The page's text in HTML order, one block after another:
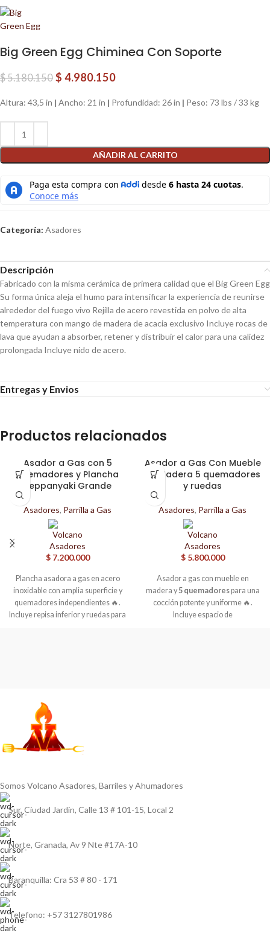
Big Green Egg Chiminea Con Soporte
$5.180.150 $ 4.980.150
Altura: 43,5 in | Ancho: 21 in | Profundidad: 26 in | Peso: 73 lbs / 33 kg
AÑADIR AL CARRITO
Categoría: Asadores
Descripción
Fabricado con la misma cerámica de primera calidad que el Big Green Egg
Su forma única aleja el humo para intensificar la experiencia de reunirse
alrededor del fuego vivo Rejilla de acero revestida en polvo de alta
temperatura con mango de madera de acacia exclusivo Incluye rocas de
lava que ayudan a absorber, retener y distribuir el calor para una calidez
prolongada Incluye nido de acero.
Entregas y Envios
Productos relacionados
Asador a Gas con 5
quemadores y Plancha
Teppanyaki Grande
Asadores, Parrilla a Gas
$7.200.000
Plancha asadora a gas en acero
inoxidable con amplia superficie y
quemadores independientes 🔥.
Incluye repisa inferior y ruedas para
Asador a Gas Con Mueble
en Madera 5 quemadores
y ruedas
Asadores, Parrilla a Gas
$5.800.000
Asador a gas con mueble en
madera y5 quemadorespara una
cocción potente y uniforme 🔥.
Incluye espacio de
Somos Volcano Asadores, Barriles y Ahumadores
Sur, Ciudad Jardín, Calle 13 # 101-15, Local 2
Norte, Granada, Av 9 Nte #17A-10
Baranquilla: Cra 53 # 80 - 171
Telefono: +57 3127801986